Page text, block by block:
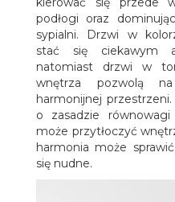
podłogi oraz
sypialni. Drzwi w
stać się ciekawym
natomiast drzwi w
wnętrza pozwolą
harmonijnej
o zasadzie
może przytłoczyć
harmonia może
się nudne.